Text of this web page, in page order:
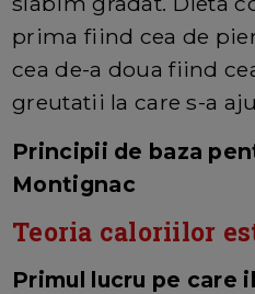
prima fiind cea de
cea de-a doua fiind
greutatii la care s-a
Principii de baza
Montignac
Teoria caloriilor
Primul lucru pe care